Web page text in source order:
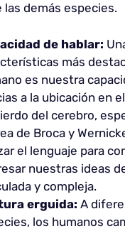
las demás especies.
de hablar:
más
es nuestra
a la ubicación en
del cerebro,
de Broca y
el lenguaje para
nuestras ideas
y compleja.
erguida: A
los humanos